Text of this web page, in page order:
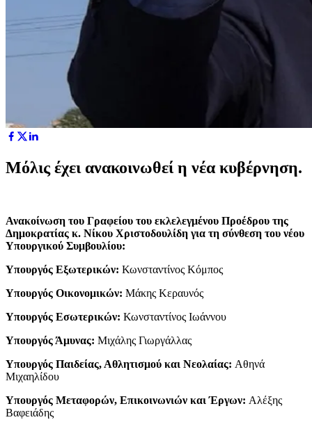
Μόλις έχει ανακοινωθεί η νέα κυβέρνηση.
Ανακοίνωση του Γραφείου του εκλελεγμένου Προέδρου της
Δημοκρατίας κ. Νίκου Χριστοδουλίδη για τη σύνθεση του νέου
Υπουργικού Συμβουλίου:
Υπουργός Εξωτερικών: Κωνσταντίνος Κόμπος
Υπουργός Οικονομικών: Μάκης Κεραυνός
Υπουργός Εσωτερικών: Κωνσταντίνος Ιωάννου
Υπουργός Άμυνας: Μιχάλης Γιωργάλλας
Υπουργός Παιδείας, Αθλητισμού και Νεολαίας: Αθηνά
Μιχαηλίδου
Υπουργός Μεταφορών, Επικοινωνιών και Έργων: Αλέξης
Βαφειάδης